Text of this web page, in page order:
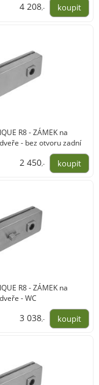
4 208,-
R8 - ZÁMEK na
- bez otvoru zadní
2 450,-
R8 - ZÁMEK na
- WC
3 038,-